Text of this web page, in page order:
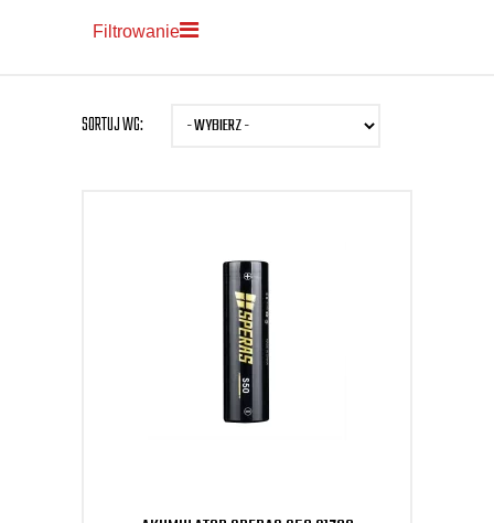
Filtrowanie
SORTUJ WG: